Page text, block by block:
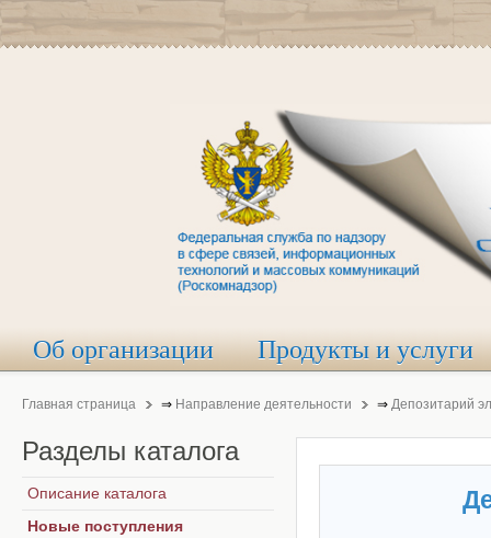
Об организации Продукты и услуги
Главная страница ⇒ Направление деятельности ⇒ Депозитарий
Разделы каталога
Описание каталога
Новые поступления